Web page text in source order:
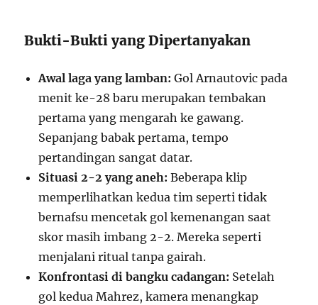
Bukti-Bukti yang Dipertanyakan
Awal laga yang lamban: Gol Arnautovic pada
menit ke-28 baru merupakan tembakan
pertama yang mengarah ke gawang.
Sepanjang babak pertama, tempo
pertandingan sangat datar.
Situasi 2-2 yang aneh: Beberapa klip
memperlihatkan kedua tim seperti tidak
bernafsu mencetak gol kemenangan saat
skor masih imbang 2-2. Mereka seperti
menjalani ritual tanpa gairah.
Konfrontasi di bangku cadangan: Setelah
gol kedua Mahrez, kamera menangkap